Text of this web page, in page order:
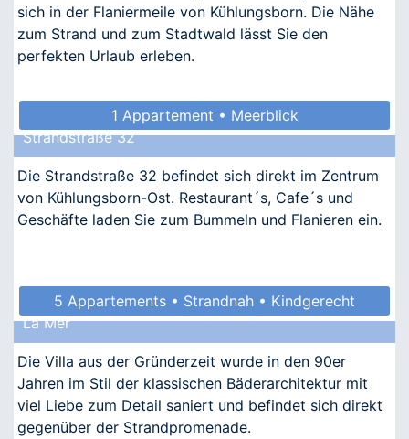
sich in der Flaniermeile von Kühlungsborn. Die Nähe
zum Strand und zum Stadtwald lässt Sie den
perfekten Urlaub erleben.
1 Appartement • Meerblick
Strandstraße 32
Die Strandstraße 32 befindet sich direkt im Zentrum
von Kühlungsborn-Ost. Restaurant´s, Cafe´s und
Geschäfte laden Sie zum Bummeln und Flanieren ein.
5 Appartements • Strandnah • Kindgerecht
La Mer
Die Villa aus der Gründerzeit wurde in den 90er
Jahren im Stil der klassischen Bäderarchitektur mit
viel Liebe zum Detail saniert und befindet sich direkt
gegenüber der Strandpromenade.